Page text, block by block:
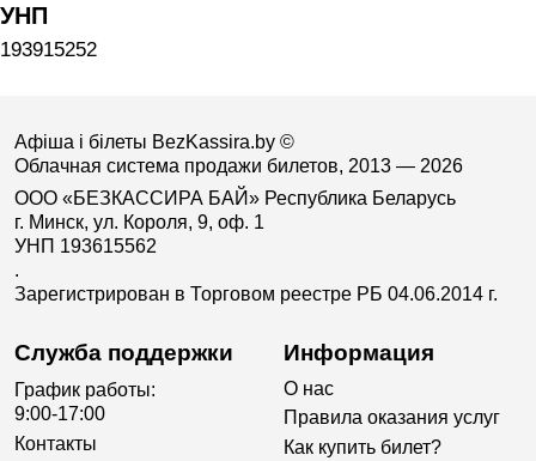
УНП
193915252
Афіша і білеты BezKassira.by ©
Облачная система продажи билетов, 2013 — 2026
ООО «БЕЗКАССИРА БАЙ» Республика Беларусь
г. Минск, ул. Короля, 9, оф. 1
УНП 193615562
.
Зарегистрирован в Торговом реестре РБ 04.06.2014 г.
Служба поддержки
График работы:
9:00-17:00
Контакты
Информация
О нас
Правила оказания услуг
Как купить билет?